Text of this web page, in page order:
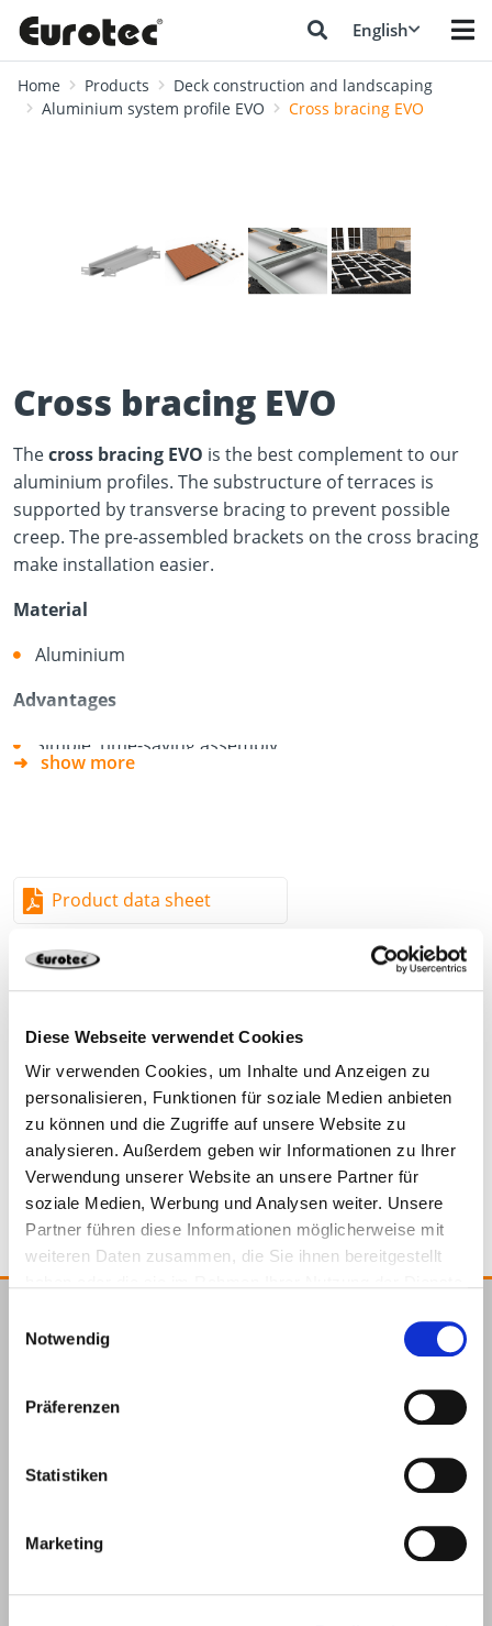
Diese Webseite verwendet Cookies
Wir verwenden Cookies, um Inhalte und Anzeigen zu
personalisieren, Funktionen für soziale Medien anbieten
zu können und die Zugriffe auf unsere Website zu
analysieren. Außerdem geben wir Informationen zu Ihrer
Verwendung unserer Website an unsere Partner für
soziale Medien, Werbung und Analysen weiter. Unsere
Partner führen diese Informationen möglicherweise mit
weiteren Daten zusammen, die Sie ihnen bereitgestellt
Notwendig
Präferenzen
Statistiken
Marketing
English
Home Products
Deck construction and landscaping
Aluminium system profile EVO
Cross bracing EVO
Cross bracing EVO
Thecross bracing EVO is the best complement to our
aluminium profiles. The substructure of terraces is
supported by transverse bracing to prevent possible
creep. The pre-assembled brackets on the cross bracing
make installation easier.
Material
Aluminium
Advantages
Simple, time-saving assembly
show more
Product data sheet
975666 340 x 60 x 40 mm Aluminium
1 Pieces 4064827025277
E.u.r.o.Tec GmbH
dem
Hagen